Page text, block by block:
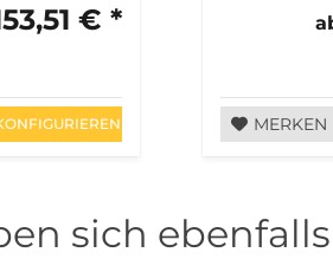
€ *
MERKEN
sich